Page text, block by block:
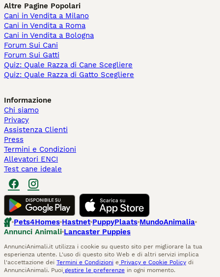
Altre Pagine Popolari
Cani in Vendita a Milano
Cani in Vendita a Roma
Cani in Vendita a Bologna
Forum Sui Cani
Forum Sui Gatti
Quiz: Quale Razza di Cane Scegliere
Quiz: Quale Razza di Gatto Scegliere
Informazione
Chi siamo
Privacy
Assistenza Clienti
Press
Termini e Condizioni
Allevatori ENCI
Test cane ideale
Pets4Homes Hastnet PuppyPlaats MundoAnimalia
Annunci Animali Lancaster Puppies
AnnunciAnimali.it utilizza i cookie su questo sito per migliorare la tua
esperienza utente. L'uso di questo sito Web e di altri servizi implica
l'accettazione dei Termini e Condizioni e Privacy e Cookie Policy di
AnnunciAnimali. Puoi gestire le preferenze in ogni momento.